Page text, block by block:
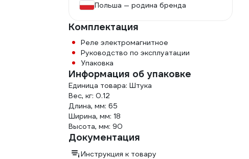
Польша — родина бренда
Комплектация
Реле электромагнитное
Руководство по эксплуатации
Упаковка
Информация об упаковке
Единица товара: Штука
Вес, кг: 0.12
Длина, мм: 65
Ширина, мм: 18
Высота, мм: 90
Документация
Инструкция к товару